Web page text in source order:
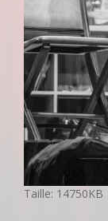
C
Taille: 14750KB